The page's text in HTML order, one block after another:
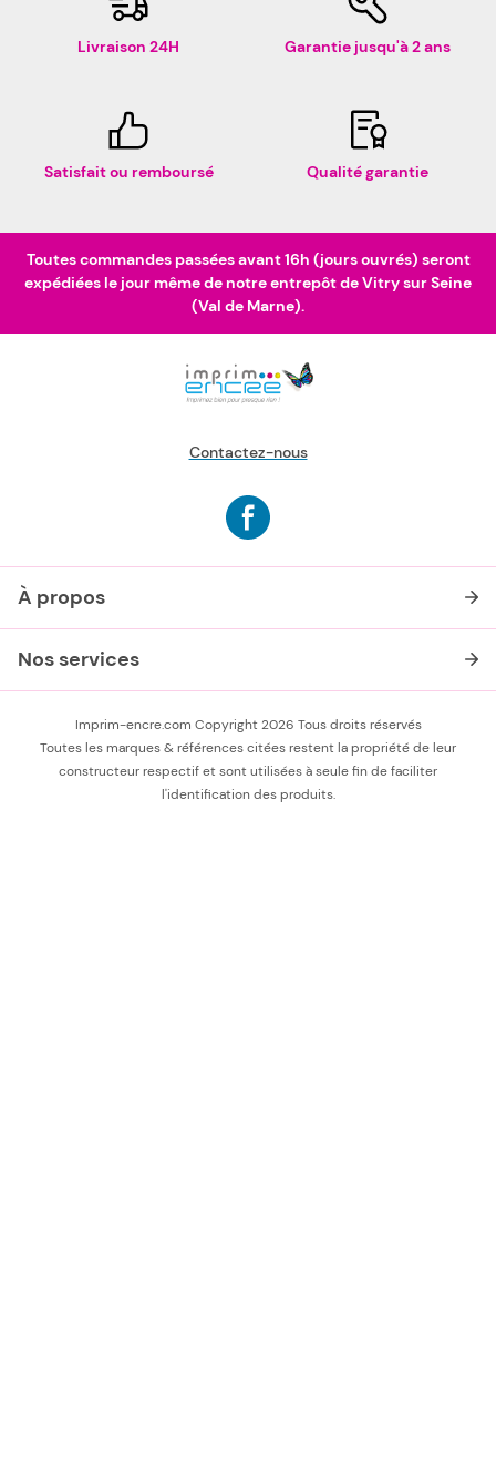
Livraison 24H Garantie jusqu'à 2 ans
Satisfait ou remboursé Qualité garantie
Toutes commandes passées avant 16h (jours ouvrés) seront
expédiées le jour même de notre entrepôt de Vitry sur Seine
(Val de Marne).
Contactez-nous
À propos
Nos services
Imprim-encre.com Copyright 2026 Tous droits réservés
Toutes les marques & références citées restent la propriété de leur
constructeur respectif et sont utilisées à seule fin de faciliter
l'identification des produits.